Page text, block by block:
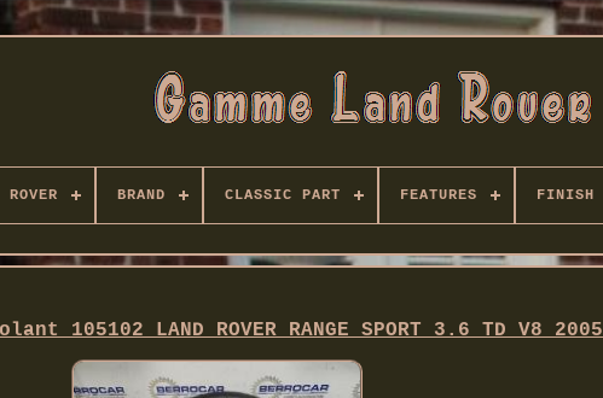
ROVER BRAND CLASSIC PART FEATURES FINISH
105102 LAND ROVER RANGE SPORT 3.6 TD V8 2005